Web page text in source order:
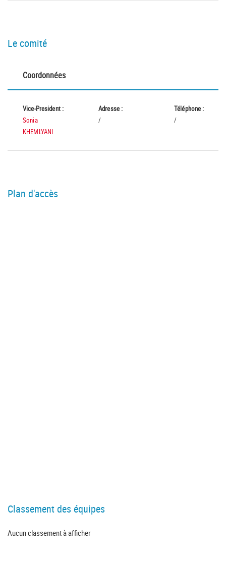
Le comité
Coordonnées
Vice-President :
Sonia
KHEMLYANI
Adresse :
/
Téléphone :
/
Plan d'accès
Classement des équipes
Aucun classement à afficher